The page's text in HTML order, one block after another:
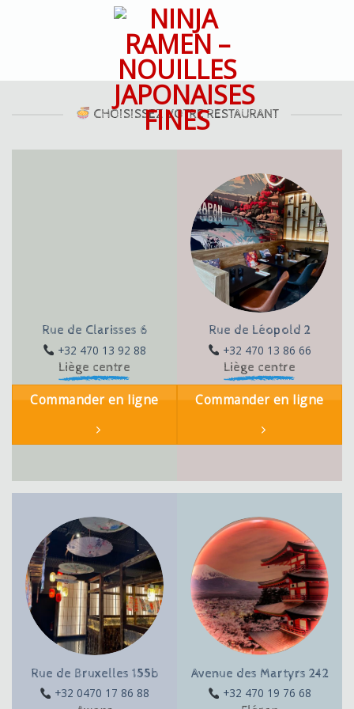
CHOISISSEZ VOTRE RESTAURANT
Rue de Clarisses 6
+32 470 13 92 88
Liège centre
Commander en ligne
Rue de Léopold 2
+32 470 13 86 66
Liège centre
Commander en ligne
Rue de Bruxelles 155b
+32 0470 17 86 88
Avenue des Martyrs 242
+32 470 19 76 68